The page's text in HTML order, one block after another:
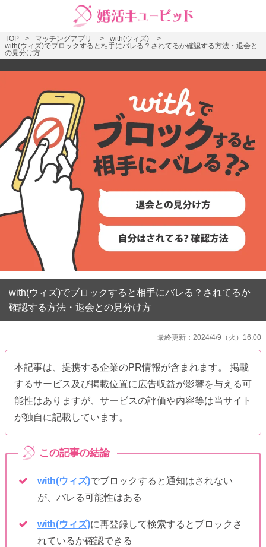
TOP マッチングアプリ
with(ウィズ)
with(ウィズ)でブロックすると相手にバレる？されてるか確認する方法・退会と
の見分け方
with(ウィズ)でブロックすると相手にバレる？されてるか
確認する方法・退会との見分け方
最終更新：2024/4/9（火）16:00
本記事は、提携する企業のPR情報が含まれます。 掲載
するサービス及び掲載位置に広告収益が影響を与える可
能性はありますが、サービスの評価や内容等は当サイト
が独自に記載しています。
with(ウィズ)でブロックすると通知はされない
が、バレる可能性はある
with(ウィズ)に再登録して検索するとブロックさ
れているか確認できる